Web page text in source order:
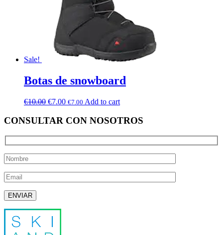
Sale!
Botas de snowboard
€10.00 €7.00 €7.00 Add to cart
CONSULTAR CON NOSOTROS
Deja este campo vacío.